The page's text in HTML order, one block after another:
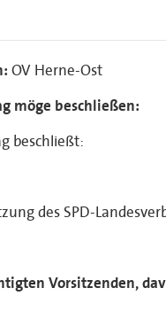
OV Herne-Ost
möge beschließen:
beschließt:
des SPD-
Vorsitzenden,